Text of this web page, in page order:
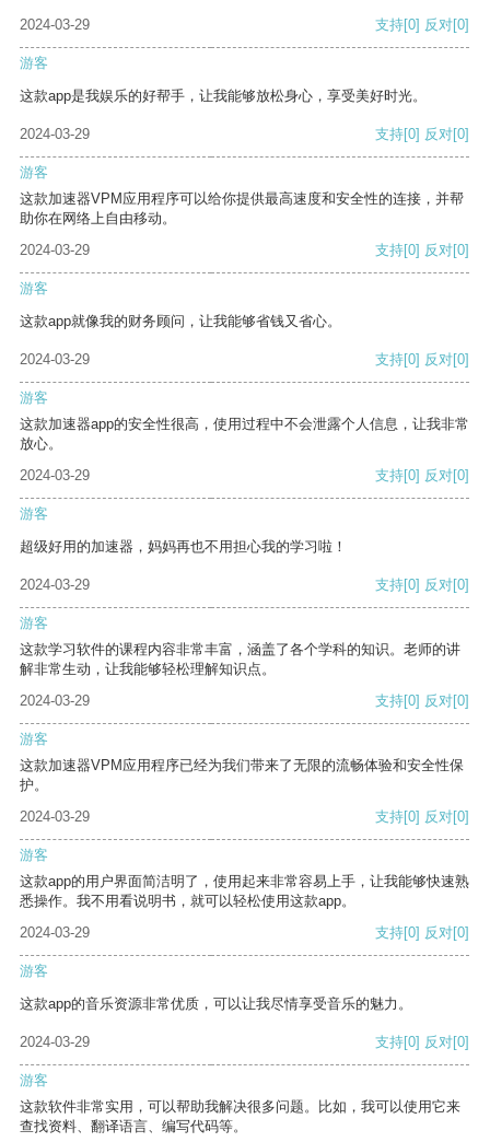
2024-03-29 支持[0] 反对[0]
游客
这款app是我娱乐的好帮手，让我能够放松身心，享受美好时光。
2024-03-29 支持[0] 反对[0]
游客
这款加速器VPM应用程序可以给你提供最高速度和安全性的连接，并帮
助你在网络上自由移动。
2024-03-29
支持[0] 反对[0]
游客
这款app就像我的财务顾问，让我能够省钱又省心。
2024-03-29 支持[0] 反对[0]
游客
这款加速器app的安全性很高，使用过程中不会泄露个人信息，让我非常
放心。
2024-03-29
支持[0] 反对[0]
游客
超级好用的加速器，妈妈再也不用担心我的学习啦！
2024-03-29 支持[0] 反对[0]
游客
这款学习软件的课程内容非常丰富，涵盖了各个学科的知识。老师的讲
解非常生动，让我能够轻松理解知识点。
2024-03-29
支持[0] 反对[0]
游客
这款加速器VPM应用程序已经为我们带来了无限的流畅体验和安全性保
护。
2024-03-29
支持[0] 反对[0]
游客
这款app的用户界面简洁明了，使用起来非常容易上手，让我能够快速熟
悉操作。我不用看说明书，就可以轻松使用这款app。
2024-03-29
支持[0] 反对[0]
游客
这款app的音乐资源非常优质，可以让我尽情享受音乐的魅力。
2024-03-29 支持[0] 反对[0]
游客
这款软件非常实用，可以帮助我解决很多问题。比如，我可以使用它来
查找资料、翻译语言、编写代码等。